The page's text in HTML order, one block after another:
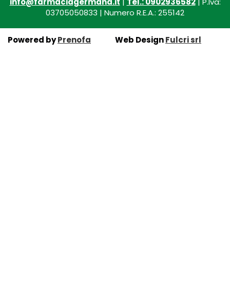
03705050833 | Numero R.E.A.: 255142
Powered byPrenofa Web DesignFulcri srl